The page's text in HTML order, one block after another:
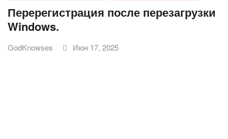
Перерегистрация после перезагрузки
Windows.
GodKnowses Июн 17, 2025